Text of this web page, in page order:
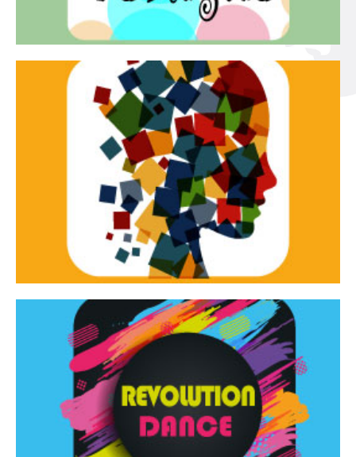
Tracce dinamiche
Tracce Dinamiche è una rassegna di teatro
d’innovazione e sperimentale.
Continua
Revolution Dance
Rassegna di danza contemporanea – I Edizione